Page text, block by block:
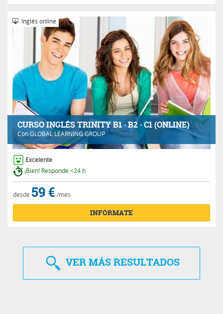
CURSO INGLÉS TRINITY B1 · B2 · C1 (ONLINE)
ConGLOBAL LEARNING GROUP
Inglés online
Excelente
¡Bien! Responde <24 h.
desde 59 € /mes
INFÓRMATE
VERMÁS RESULTADOS